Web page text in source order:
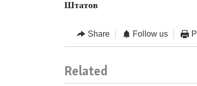
Штатов
Share Follow us
Related